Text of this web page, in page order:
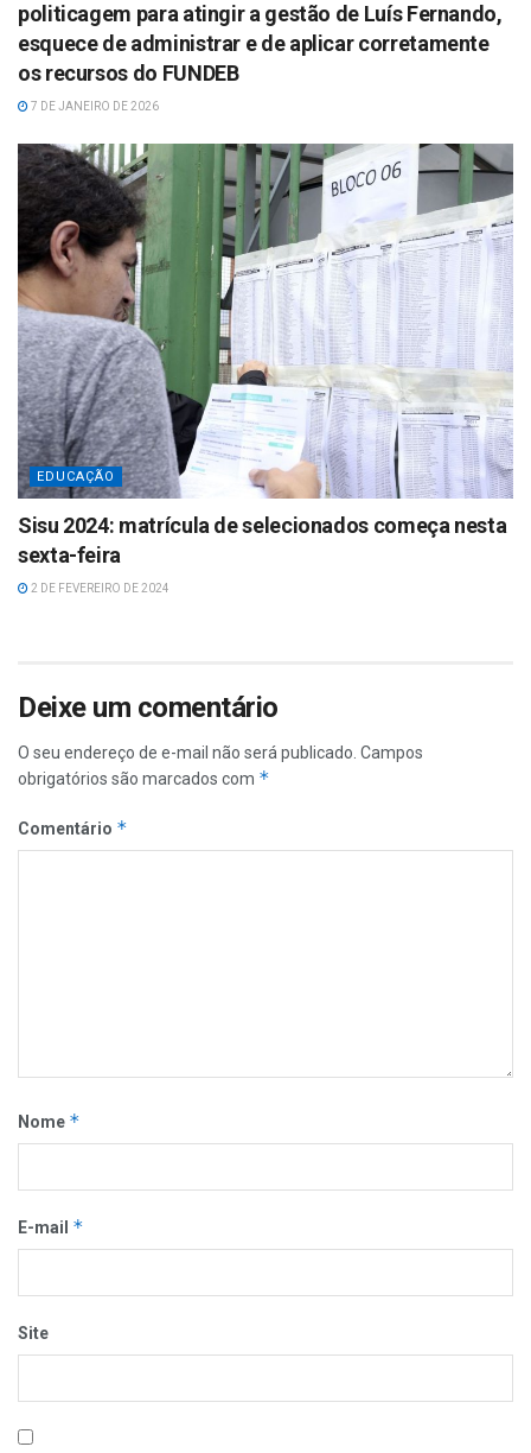
politicagem para atingir a gestão de Luís Fernando,
esquece de administrar e de aplicar corretamente
os recursos do FUNDEB
7 DE JANEIRO DE 2026
EDUCAÇÃO
Sisu 2024: matrícula de selecionados começa nesta
sexta-feira
2 DE FEVEREIRO DE 2024
Deixe um comentário
O seu endereço de e-mail não será publicado. Campos
obrigatórios são marcados com *
Comentário *
Nome *
E-mail *
Site